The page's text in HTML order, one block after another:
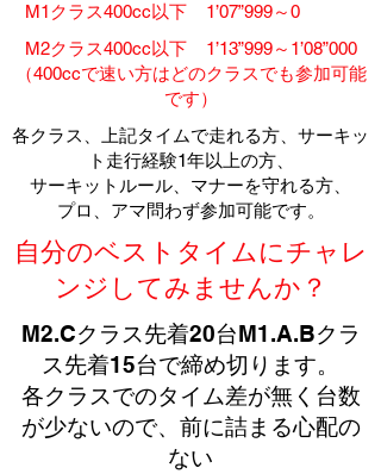
​M1クラス400cc以下 1’07”999～0
​M2クラス400cc以下 1’13”999～1’08”000
​（400ccで速い方はどのクラスでも参加可能
です）
​各クラス、上記タイムで走れる方、サーキッ
ト走行経験1年以上の方、
​サーキットルール、マナーを守れる方、
プロ、アマ問わず参加可能です。
​自分のベストタイムにチャレ
ンジしてみませんか？
M2.Cクラス先着20台M1.A.Bクラ
ス先着15台で締め切ります。
各クラスでのタイム差が無く台数
が少ないので、前に詰まる心配の
ない